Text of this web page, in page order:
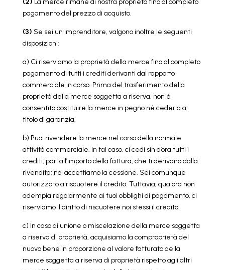
(2) La merce rimane di nostra proprietà fino al completo
pagamento del prezzo di acquisto.
(3) Se sei un imprenditore, valgono inoltre le seguenti
disposizioni:
a) Ci riserviamo la proprietà della merce fino al completo
pagamento di tutti i crediti derivanti dal rapporto
commerciale in corso. Prima del trasferimento della
proprietà della merce soggetta a riserva, non è
consentito costituire la merce in pegno né cederla a
titolo di garanzia.
b) Puoi rivendere la merce nel corso della normale
attività commerciale. In tal caso, ci cedi sin d’ora tutti i
crediti, pari all’importo della fattura, che ti derivano dalla
rivendita; noi accettiamo la cessione. Sei comunque
autorizzato a riscuotere il credito. Tuttavia, qualora non
adempia regolarmente ai tuoi obblighi di pagamento, ci
riserviamo il diritto di riscuotere noi stessi il credito.
c) In caso di unione o miscelazione della merce soggetta
a riserva di proprietà, acquisiamo la comproprietà del
nuovo bene in proporzione al valore fatturato della
merce soggetta a riserva di proprietà rispetto agli altri